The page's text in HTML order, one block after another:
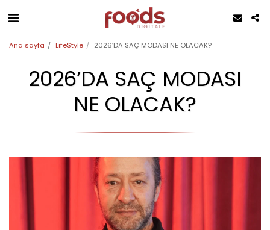
Ana sayfa LifeStyle 2026’DA SAÇ MODASI NE OLACAK?
2026’DA SAÇ MODASI
NE OLACAK?